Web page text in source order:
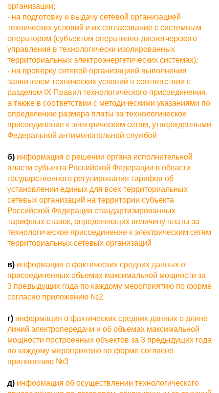
организации;
- на подготовку и выдачу сетевой организацией
технических условий и их согласование с системным
оператором (субъектом оперативно-диспетчерского
управления в технологически изолированных
территориальных электроэнергетических системах);
- на проверку сетевой организацией выполнения
заявителем технических условий в соответствии с
разделом IX Правил технологического присоединения,
а также в соответствии с методическими указаниями по
определению размера платы за технологическое
присоединение к электрическим сетям, утвержденными
Федеральной антимонопольной службой
б) информация о решении органа исполнительной
власти субъекта Российской Федерации в области
государственного регулирования тарифов об
установлении единых для всех территориальных
сетевых организаций на территории субъекта
Российской Федерации стандартизированных
тарифных ставок, определяющих величину платы за
технологическое присоединение к электрическим сетям
территориальных сетевых организаций
в) информация о фактических средних данных о
присоединенных объемах максимальной мощности за
3 предыдущих года по каждому мероприятию по форме
согласно приложению №2
г) информация о фактических средних данных о длине
линий электропередачи и об объемах максимальной
мощности построенных объектов за 3 предыдущих года
по каждому мероприятию по форме согласно
приложению №3
д) информация об осуществлении технологического